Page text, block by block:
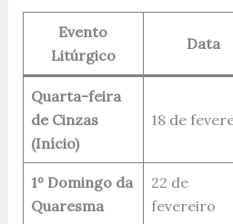
Evento
Litúrgico
Data
Quarta-feira
de Cinzas
(Início)
18 de
1º Domingo da
Quaresma
22 de
fevereiro